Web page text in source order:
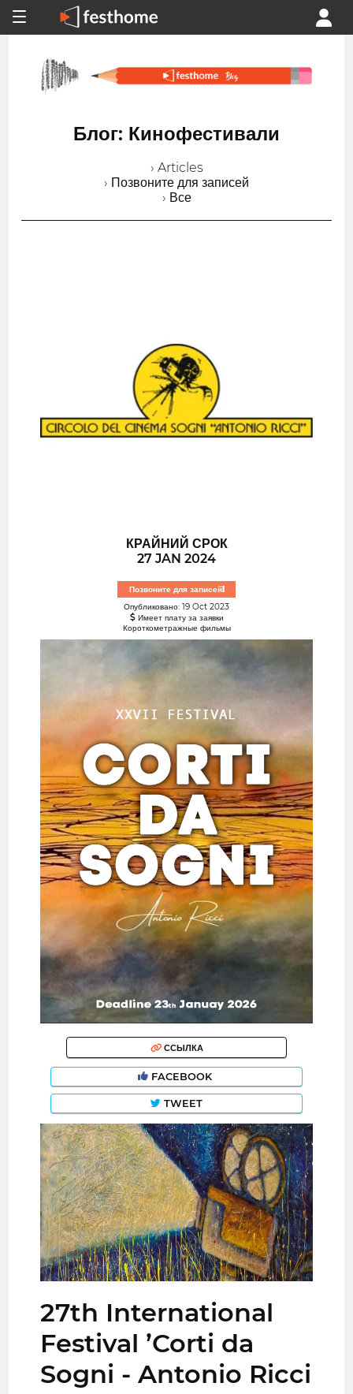
Блог: Кинофестивали
› Articles
› Позвоните для записей
› Все
КРАЙНИЙ СРОК
27 JAN 2024
Позвоните для записей!
Опубликовано: 19 Oct 2023
Имеет плату за заявки
Короткометражные фильмы
ССЫЛКА
FACEBOOK
TWEET
27th International
Festival ’Corti da
Sogni - Antonio Ricci